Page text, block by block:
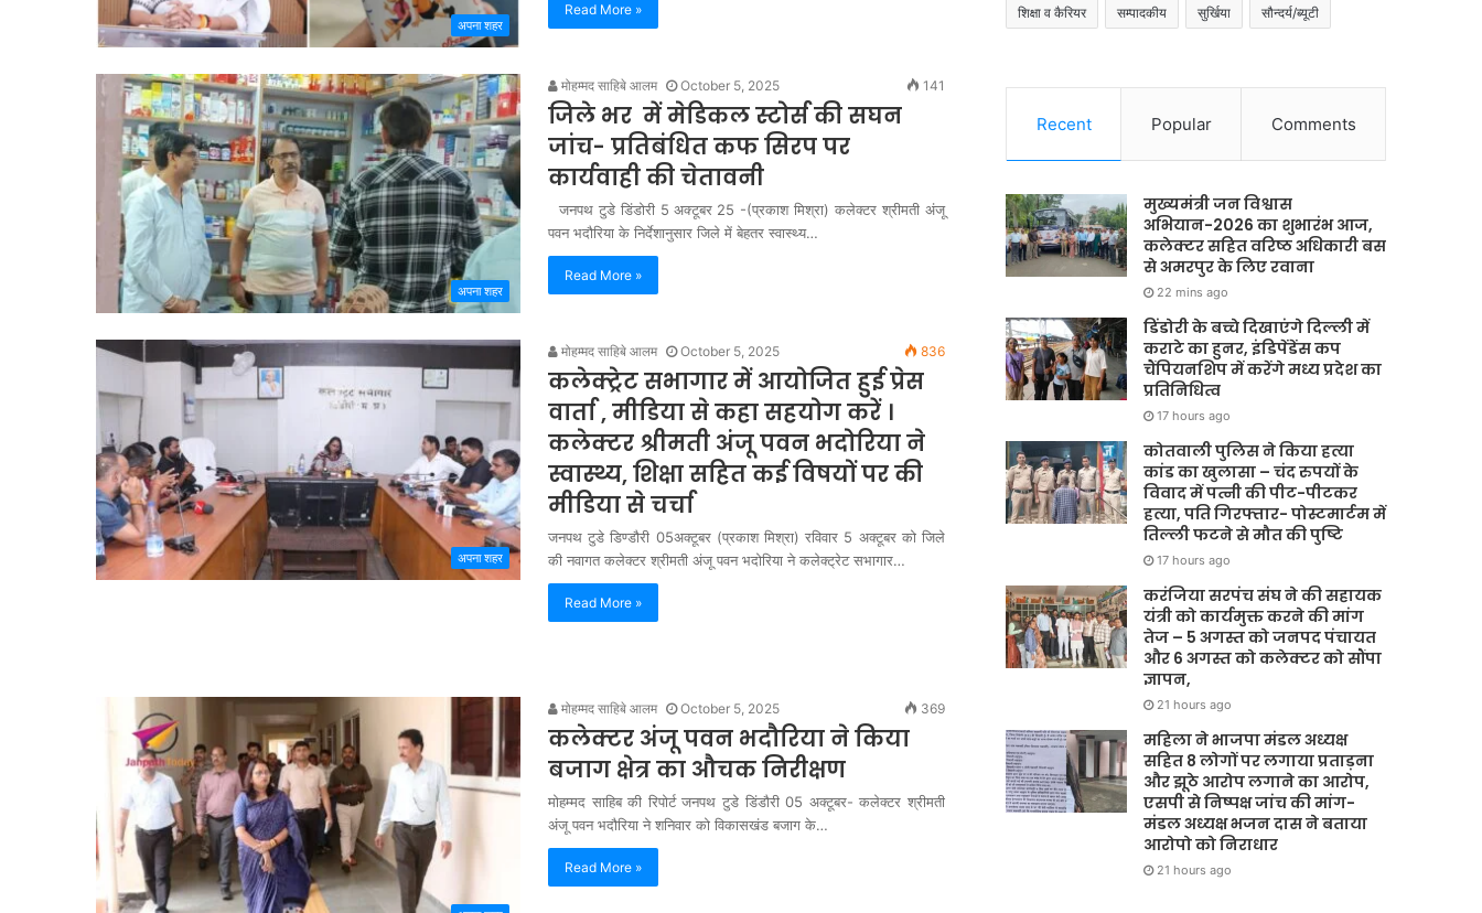
अपना शहर
Read More »
अपना शहर
मोहम्मद साहिबे आलम October 5, 2025 141
जिले भर में मेडिकल स्टोर्स की सघन
जांच- प्रतिबंधित कफ सिरप पर
कार्यवाही की चेतावनी
जनपथ टुडे डिंडोरी 5 अक्टूबर 25 -(प्रकाश मिश्रा) कलेक्टर श्रीमती अंजू
पवन भदौरिया के निर्देशानुसार जिले में बेहतर स्वास्थ्य…
Read More »
अपना शहर
मोहम्मद साहिबे आलम October 5, 2025 836
कलेक्ट्रेट सभागार में आयोजित हुई प्रेस
वार्ता , मीडिया से कहा सहयोग करें ।
कलेक्टर श्रीमती अंजू पवन भदोरिया ने
स्वास्थ्य, शिक्षा सहित कई विषयों पर की
मीडिया से चर्चा
जनपथ टुडे डिण्डौरी 05अक्टूबर (प्रकाश मिश्रा) रविवार 5 अक्टूबर को जिले
की नवागत कलेक्टर श्रीमती अंजू पवन भदोरिया ने कलेक्ट्रेट सभागार…
Read More »
मोहम्मद साहिबे आलम October 5, 2025 369
कलेक्टर अंजू पवन भदौरिया ने किया
बजाग क्षेत्र का औचक निरीक्षण
मोहम्मद साहिब की रिपोर्ट जनपथ टुडे डिंडौरी 05 अक्टूबर- कलेक्टर श्रीमती
अंजू पवन भदौरिया ने शनिवार को विकासखंड बजाग के…
Read More »
शिक्षा व कैरियर सम्पादकीय सुर्खिया सौन्दर्य/ब्यूटी
Recent Popular Comments
मुख्यमंत्री जन विश्वास
अभियान-2026 का शुभारंभ आज,
कलेक्टर सहित वरिष्ठ अधिकारी बस
से अमरपुर के लिए रवाना
22 mins ago
डिंडोरी के बच्चे दिखाएंगे दिल्ली में
कराटे का हुनर, इंडिपेंडेंस कप
चैंपियनशिप में करेंगे मध्य प्रदेश का
प्रतिनिधित्व
17 hours ago
कोतवाली पुलिस ने किया हत्या
कांड का खुलासा – चंद रुपयों के
विवाद में पत्नी की पीट-पीटकर
हत्या, पति गिरफ्तार- पोस्टमार्टम में
तिल्ली फटने से मौत की पुष्टि
17 hours ago
करंजिया सरपंच संघ ने की सहायक
यंत्री को कार्यमुक्त करने की मांग
तेज – 5 अगस्त को जनपद पंचायत
और 6 अगस्त को कलेक्टर को सौंपा
ज्ञापन,
21 hours ago
महिला ने भाजपा मंडल अध्यक्ष
सहित 8 लोगों पर लगाया प्रताड़ना
और झूठे आरोप लगाने का आरोप,
एसपी से निष्पक्ष जांच की मांग-
मंडल अध्यक्ष भजन दास ने बताया
आरोपो को निराधार
21 hours ago